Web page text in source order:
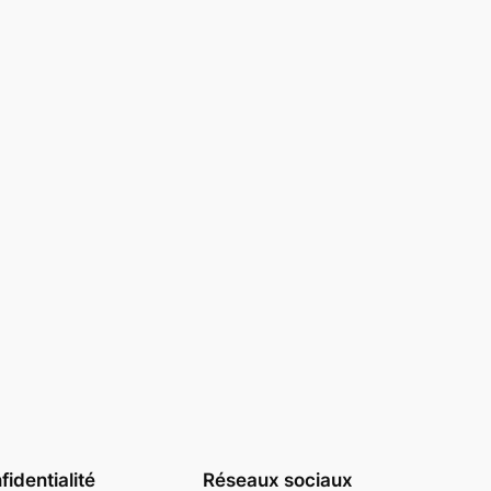
Réseaux sociaux